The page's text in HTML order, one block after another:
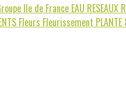
Ile de France EAU RESEAUX
Fleurs Fleurissement